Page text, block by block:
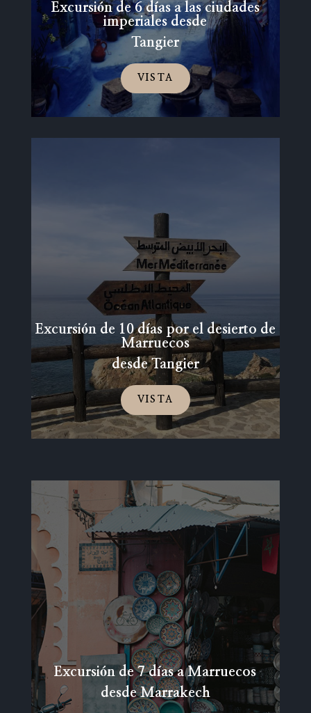
Excursión de 6 días a las ciudades
imperiales desde
Tangier
VISTA
Excursión de 10 días por el desierto de
Marruecos
desde Tangier
VISTA
Excursión de 7 días a Marruecos
desde Marrakech